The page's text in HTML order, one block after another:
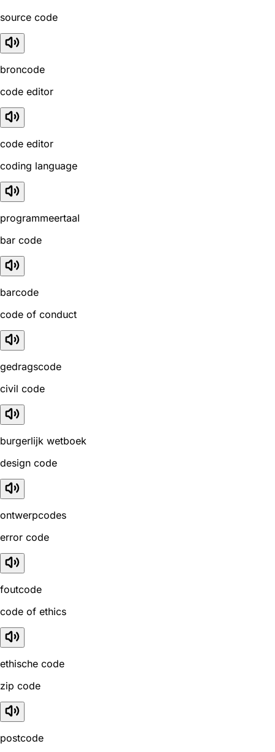
source code
broncode
code editor
code editor
coding language
programmeertaal
bar code
barcode
code of conduct
gedragscode
civil code
burgerlijk wetboek
design code
ontwerpcodes
error code
foutcode
code of ethics
ethische code
zip code
postcode